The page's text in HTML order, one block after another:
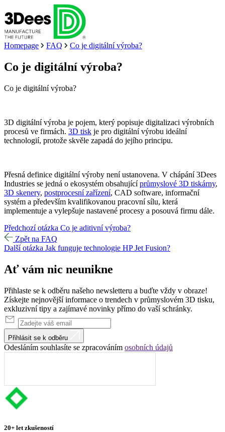
Homepage FAQ Co je digitální výroba?
Co je digitální výroba?
Co je digitální výroba?
3D digitální výroba je pojem, který popisuje digitalizaci výrobních
procesů ve firmách. 3D tisk je pro digitální výrobu ideální
technologií, protože skvěle zapadá do jejího principu.
Přesná definice digitální výroby není ustanovena. V chápání 3Dees
Industries se jedná o ekosystém obsahujícíprůmyslové 3D tiskárny,
3D skenery, postprocesní zařízení, CAD software, informační
systém a především kvalifikovanou pracovní sílu, která
implementuje a vylepšuje nastavené procesy a posouvá firmu dále.
Předchozí otázka Co je aditivní výroba?
Zpět na FAQ
Další otázka Jak funguje technologie HP Jet Fusion?
Ať vám nic neunikne
Přihlaste se k odběru našeho newsletteru a buďte vždy v obraze!
Získejte nejnovější informace o trendech v průmyslovém 3D tisku,
exkluzivní tipy a zajímavé novinky přímo do vaší schránky.
Přihlásit se k odběru
Odesláním souhlasíte se zpracováním osobních údajů
20+ let zkušeností